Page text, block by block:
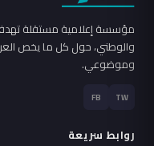
مؤسسة إعلامية مستقلة تهدف
والوطني، حول كل ما يخص
وموضوعي.
TW
FB
روابط سريعة